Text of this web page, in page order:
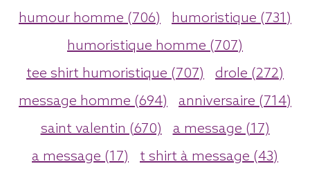
humour homme (706)
humoristique (731)
humoristique homme (707)
tee shirt humoristique (707)
drole (272)
message homme (694)
anniversaire (714)
saint valentin (670)
a message (17)
a message (17)
t shirt à message (43)